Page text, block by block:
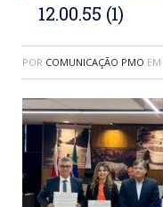
12.00.55 (1)
POR COMUNICAÇÃO PMO EM